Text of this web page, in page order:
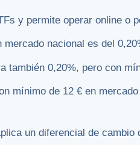
y permite operar online o
nacional es del
también 0,20%, pero con
mínimo de 12 € en
un diferencial de cambio